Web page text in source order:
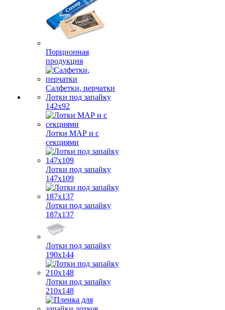
Порционная
продукция
Салфетки, перчатки
Лотки под запайку
142х92
Лотки МАР и с
секциями
Лотки под запайку
147х109
Лотки под запайку
187х137
Лотки под запайку
190х144
Лотки под запайку
210х148